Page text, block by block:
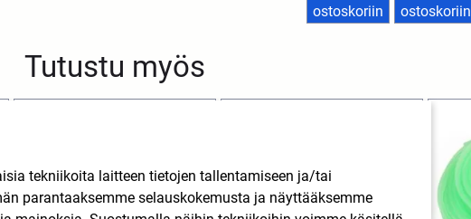
ostoskoriin
ostoskoriin
Tutustu myös
tekniikoita laitteen tietojen tallentamiseen ja/tai
parantaaksemme selauskokemusta ja näyttääksemme